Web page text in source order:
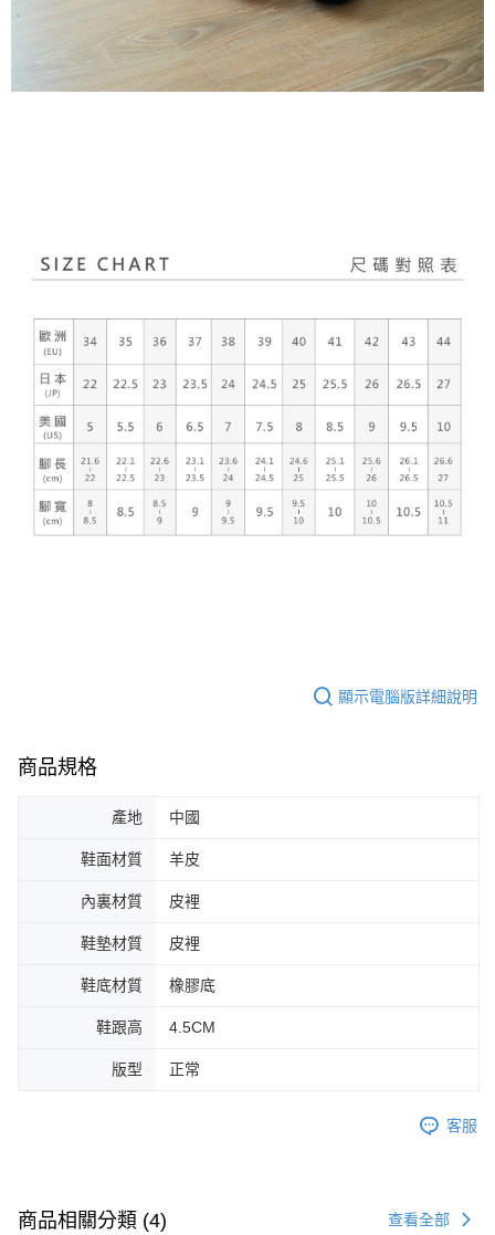
顯示電腦版詳細說明
商品規格
產地 中國
鞋面材質 羊皮
內裏材質 皮裡
鞋墊材質 皮裡
鞋底材質 橡膠底
鞋跟高 4.5CM
版型 正常
客服
商品相關分類 (4) 查看全部